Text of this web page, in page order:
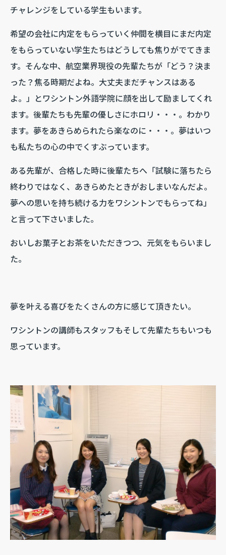
チャレンジをしている学生もいます。
希望の会社に内定をもらっていく仲間を横目にまだ内定
をもらっていない学生たちはどうしても焦りがでてきま
す。そんな中、航空業界現役の先輩たちが「どう？決ま
った？焦る時期だよね。大丈夫まだチャンスはある
よ。」とワシントン外語学院に顔を出して励ましてくれ
ます。後輩たちも先輩の優しさにホロリ・・・。わかり
ます。夢をあきらめられたら楽なのに・・・。夢はいつ
も私たちの心の中でくすぶっています。
ある先輩が、合格した時に後輩たちへ「試験に落ちたら
終わりではなく、あきらめたときがおしまいなんだよ。
夢への思いを持ち続ける力をワシントンでもらってね」
と言って下さいました。
おいしお菓子とお茶をいただきつつ、元気をもらいまし
た。
夢を叶える喜びをたくさんの方に感じて頂きたい。
ワシントンの講師もスタッフもそして先輩たちもいつも
思っています。